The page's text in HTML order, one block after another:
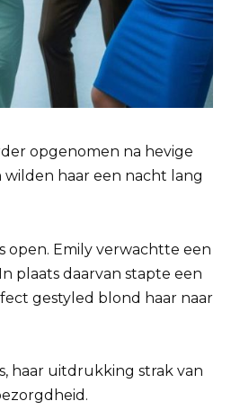
opgenomen na hevige
wilden haar een nacht lang
open. Emily verwachtte een
plaats daarvan stapte een
gestyled blond haar naar
haar uitdrukking strak van